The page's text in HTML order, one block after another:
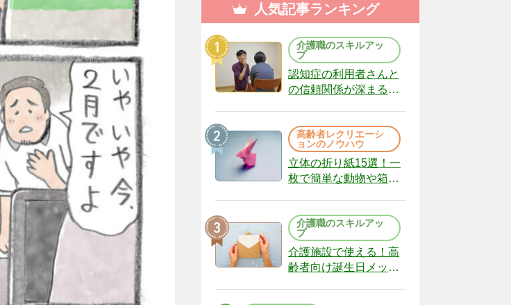
人気記事ランキング
介護職のスキルアッ
プ
認知症の利用者さんと
の信頼関係が深まる声
（22）
高齢者レクリエーシ
ョンのノウハウ
立体の折り紙15選！一
枚で簡単な動物や箱、
介護職のスキルアッ
プ
介護施設で使える！高
齢者向け誕生日メッセ